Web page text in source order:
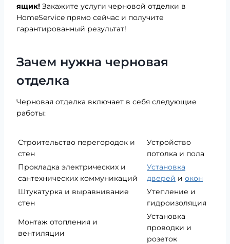
ящик! Закажите услуги черновой отделки в
HomeService прямо сейчас и получите
гарантированный результат!
Зачем нужна черновая
отделка
Черновая отделка включает в себя следующие
работы:
Строительство перегородок и
стен
Устройство
потолка и пола
Прокладка электрических и
сантехнических коммуникаций
Установка
дверей и окон
Штукатурка и выравнивание
стен
Утепление и
гидроизоляция
Монтаж отопления и
вентиляции
Установка
проводки и
розеток